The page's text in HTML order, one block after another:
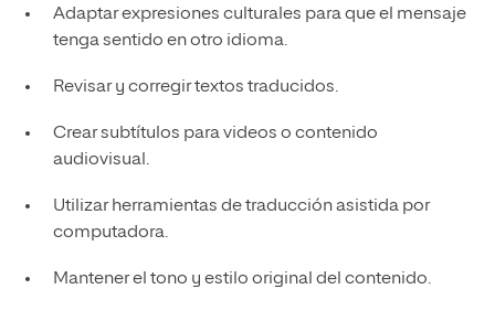
Adaptar expresiones culturales para que el mensaje
tenga sentido en otro idioma.
Revisar y corregir textos traducidos.
Crear subtítulos para videos o contenido
audiovisual.
Utilizar herramientas de traducción asistida por
computadora.
Mantener el tono y estilo original del contenido.